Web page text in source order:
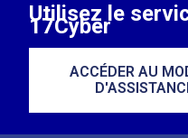
Utilisez le
17Cyber
ACCÉDER AU